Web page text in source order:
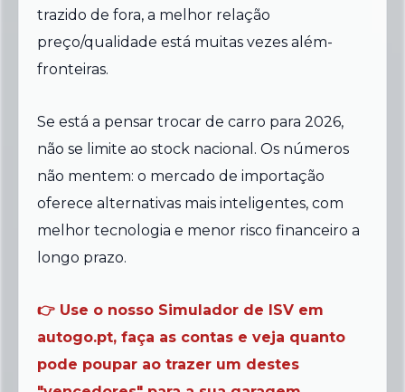
trazido de fora, a melhor relação
preço/qualidade está muitas vezes além-
fronteiras.
Se está a pensar trocar de carro para 2026,
não se limite ao stock nacional. Os números
não mentem: o mercado de importação
oferece alternativas mais inteligentes, com
melhor tecnologia e menor risco financeiro a
longo prazo.
👉 Use o nosso Simulador de ISV em
autogo.pt, faça as contas e veja quanto
pode poupar ao trazer um destes